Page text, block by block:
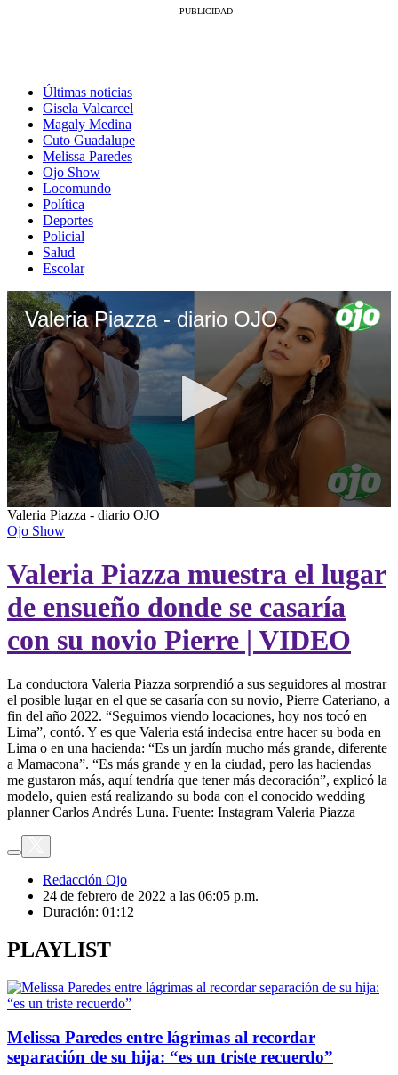
Últimas noticias
Gisela Valcarcel
Magaly Medina
Cuto Guadalupe
Melissa Paredes
Ojo Show
Locomundo
Política
Deportes
Policial
Salud
Escolar
Valeria Piazza - diario OJO
0
seconds
of
minute,
12
seconds
Valeria Piazza - diario OJO
Ojo Show
Valeria Piazza muestra el lugar
de ensueño donde se casaría
con su novio Pierre | VIDEO
La conductora Valeria Piazza sorprendió a sus seguidores al mostrar
el posible lugar en el que se casaría con su novio, Pierre Cateriano, a
fin del año 2022. “Seguimos viendo locaciones, hoy nos tocó en
Lima”, contó. Y es que Valeria está indecisa entre hacer su boda en
Lima o en una hacienda: “Es un jardín mucho más grande, diferente
a Mamacona”. “Es más grande y en la ciudad, pero las haciendas
me gustaron más, aquí tendría que tener más decoración”, explicó la
modelo, quien está realizando su boda con el conocido wedding
planner Carlos Andrés Luna. Fuente: Instagram Valeria Piazza
Redacción Ojo
24 de febrero de 2022 a las 06:05 p.m.
Duración: 01:12
PLAYLIST
Melissa Paredes entre lágrimas al recordar
separación de su hija: “es un triste recuerdo”